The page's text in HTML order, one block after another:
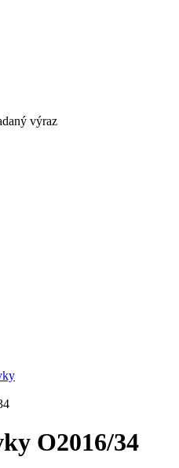
výraz
O2016/34